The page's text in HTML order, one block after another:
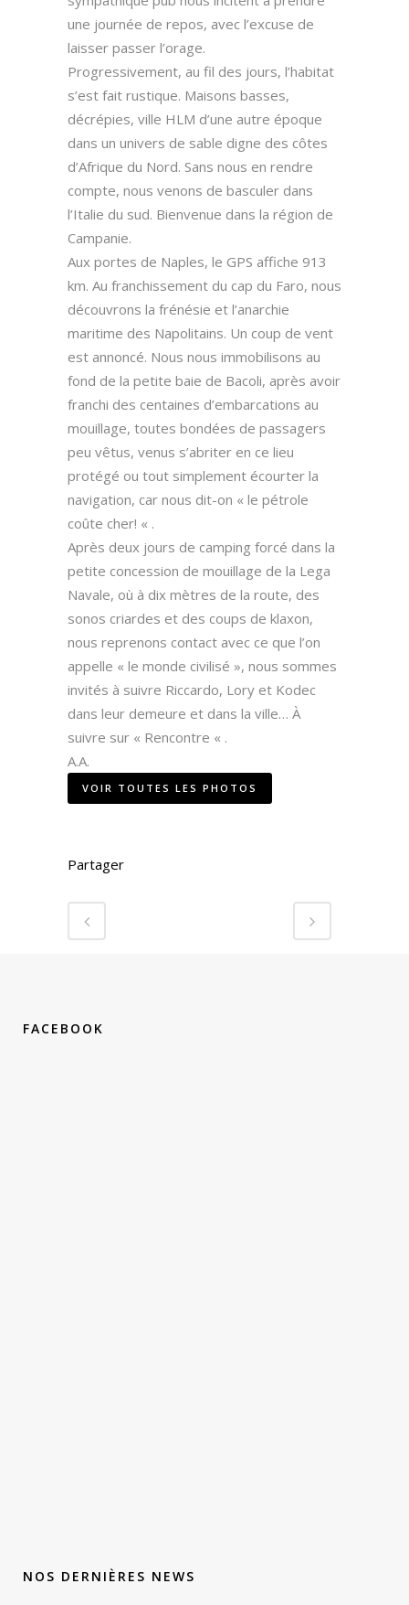
une journée de repos, avec l’excuse de
laisser passer l’orage.
Progressivement, au fil des jours, l’habitat
s’est fait rustique. Maisons basses,
décrépies, ville HLM d’une autre époque
dans un univers de sable digne des côtes
d’Afrique du Nord. Sans nous en rendre
compte, nous venons de basculer dans
l’Italie du sud. Bienvenue dans la région de
Campanie.
Aux portes de Naples, le GPS affiche 913
km. Au franchissement du cap du Faro, nous
découvrons la frénésie et l’anarchie
maritime des Napolitains. Un coup de vent
est annoncé. Nous nous immobilisons au
fond de la petite baie de Bacoli, après avoir
franchi des centaines d’embarcations au
mouillage, toutes bondées de passagers
peu vêtus, venus s’abriter en ce lieu
protégé ou tout simplement écourter la
navigation, car nous dit-on « le pétrole
coûte cher! « .
Après deux jours de camping forcé dans la
petite concession de mouillage de la Lega
Navale, où à dix mètres de la route, des
sonos criardes et des coups de klaxon,
nous reprenons contact avec ce que l’on
appelle « le monde civilisé », nous sommes
invités à suivre Riccardo, Lory et Kodec
dans leur demeure et dans la ville… À
suivre sur « Rencontre « .
A.A.
VOIR TOUTES LES PHOTOS
Partager
FACEBOOK
NOS DERNIÈRES NEWS